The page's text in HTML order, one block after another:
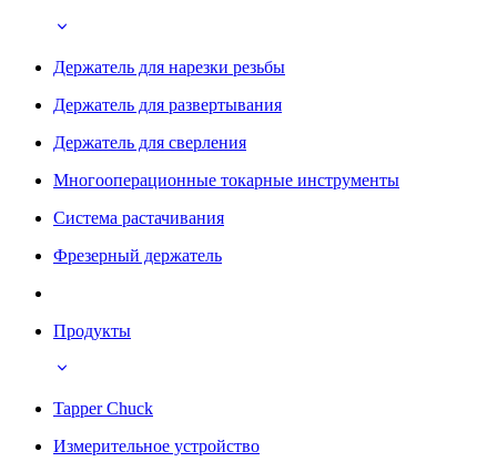
Держатель для нарезки резьбы
Держатель для развертывания
Держатель для сверления
Многооперационные токарные инструменты
Система растачивания
Фрезерный держатель
Продукты
Tapper Chuck
Измерительное устройство